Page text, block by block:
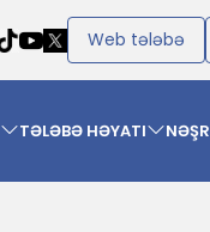
Web tələbə
TƏLƏBƏ HƏYATI